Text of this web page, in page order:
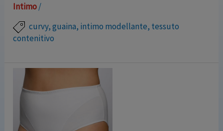
Intimo/
curvy,guaina, intimo modellante, tessuto
contenitivo
alta tenuta. Pannello centrale con doppio tessuto per
un perfetto contenimento delle forme. Colori: BIANCO